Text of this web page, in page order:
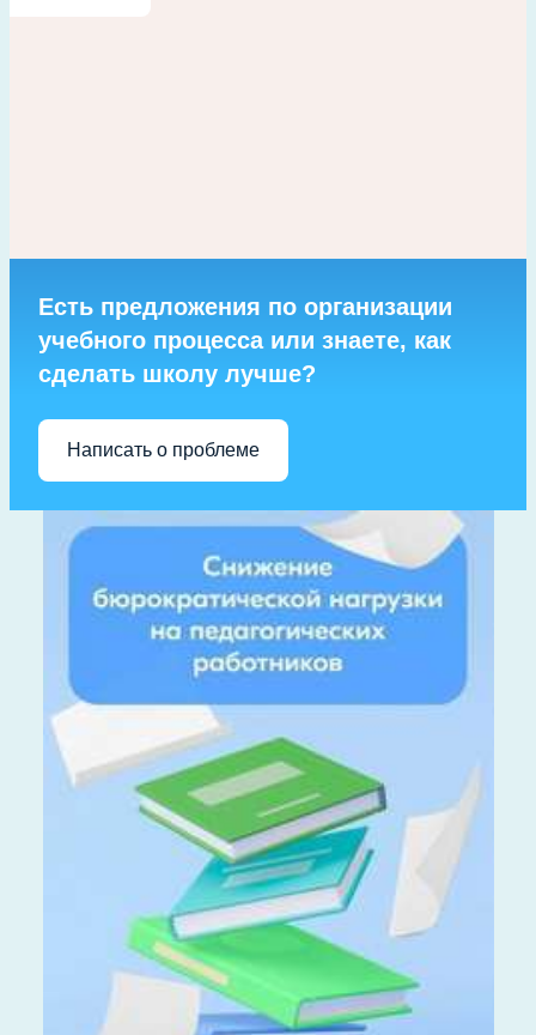
Есть предложения по организации
учебного процесса или знаете, как
сделать школу лучше?
Написать о проблеме